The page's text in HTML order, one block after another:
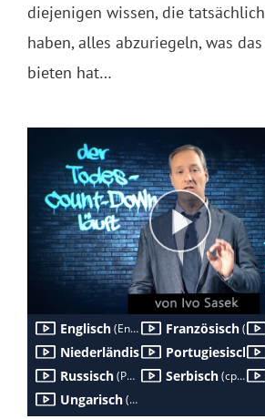
diejenigen wissen, die
haben, alles abzuriegeln, was
bieten hat…